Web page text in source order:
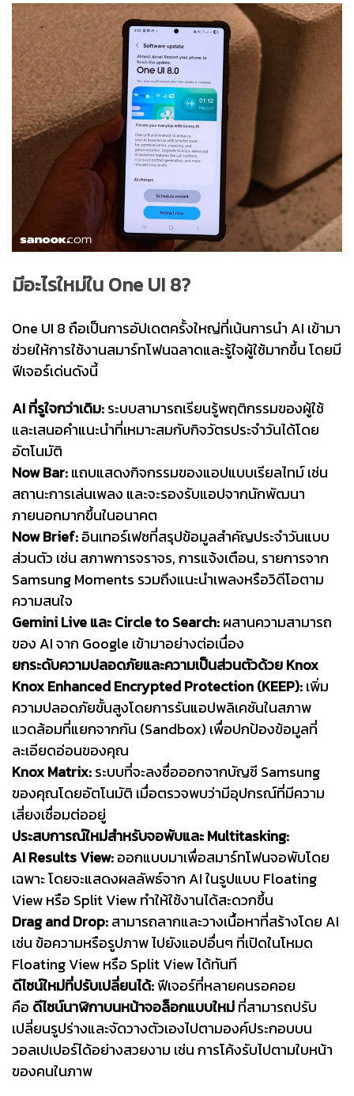
มีอะไรใหม่ใน One UI 8?
One UI 8 ถือเป็นการอัปเดตครั้งใหญ่ที่เน้นการนำ AI เข้ามา
ช่วยให้การใช้งานสมาร์ทโฟนฉลาดและรู้ใจผู้ใช้มากขึ้น โดยมี
ฟีเจอร์เด่นดังนี้
AI ที่รูใจกว่าเดิม:ระบบสามารถเรียนรู้พฤติกรรมของผู้ใช้
และเสนอคำแนะนำที่เหมาะสมกับกิจวัตรประจำวันได้โดย
อัตโนมัติ
Now Bar:แถบแสดงกิจกรรมของแอปแบบเรียลไทม์ เช่น
สถานะการเล่นเพลง และจะรองรับแอปจากนักพัฒนา
ภายนอกมากขึ้นในอนาคต
Now Brief:อินเทอร์เฟซที่สรุปข้อมูลสำคัญประจำวันแบบ
ส่วนตัว เช่น สภาพการจราจร, การแจ้งเตือน, รายการจาก
Samsung Moments รวมถึงแนะนำเพลงหรือวิดีโอตาม
ความสนใจ
Gemini Live และ Circle to Search:ผสานความสามารถ
ของ AI จาก Google เข้ามาอย่างต่อเนื่อง
ยกระดับความปลอดภัยและความเป็นส่วนตัวด้วย Knox
Knox Enhanced Encrypted Protection (KEEP):เพิ่ม
ความปลอดภัยขั้นสูงโดยการรันแอปพลิเคชันในสภาพ
แวดล้อมที่แยกจากกัน (Sandbox) เพื่อปกป้องข้อมูลที่
ละเอียดอ่อนของคุณ
Knox Matrix:ระบบที่จะลงชื่อออกจากบัญชี Samsung
ของคุณโดยอัตโนมัติ เมื่อตรวจพบว่ามีอุปกรณ์ที่มีความ
เสี่ยงเชื่อมต่ออยู่
ประสบการณ์ใหม่สำหรับจอพับและ Multitasking:
AI Results View:ออกแบบมาเพื่อสมาร์ทโฟนจอพับโดย
เฉพาะ โดยจะแสดงผลลัพธ์จาก AI ในรูปแบบ Floating
View หรือ Split View ทำให้ใช้งานได้สะดวกขึ้น
Drag and Drop:สามารถลากและวางเนื้อหาที่สร้างโดย AI
เช่น ข้อความหรือรูปภาพ ไปยังแอปอื่นๆ ที่เปิดในโหมด
Floating View หรือ Split View ได้ทันที
ดีไซน์ใหม่ที่ปรับเปลี่ยนได้:ฟีเจอร์ที่หลายคนรอคอย
คือ ดีไซน์นาฬิกาบนหน้าจอล็อกแบบใหม่ที่สามารถปรับ
เปลี่ยนรูปร่างและจัดวางตัวเองไปตามองค์ประกอบบน
วอลเปเปอร์ได้อย่างสวยงาม เช่น การโค้งรับไปตามใบหน้า
ของคนในภาพ